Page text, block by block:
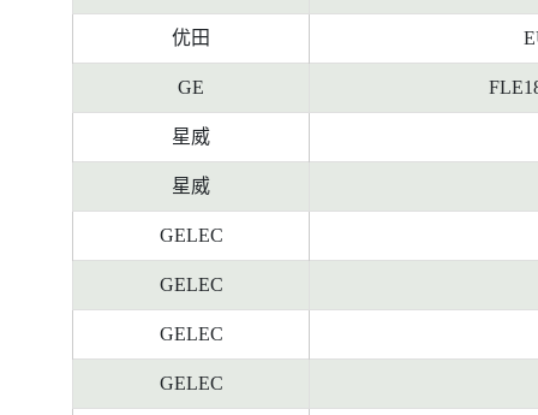
优田
GE
星威
星威
GELEC
GELEC
GELEC
GELEC